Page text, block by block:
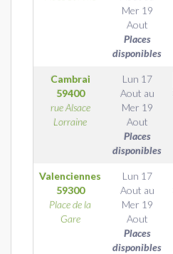
Mer 19
Aout
Places
disponibles
Cambrai
59400
rue Alsace
Lorraine
Lun 17
Aout au
Mer 19
Aout
Places
disponibles
Valenciennes
59300
Place de la
Gare
Lun 17
Aout au
Mer 19
Aout
Places
disponibles